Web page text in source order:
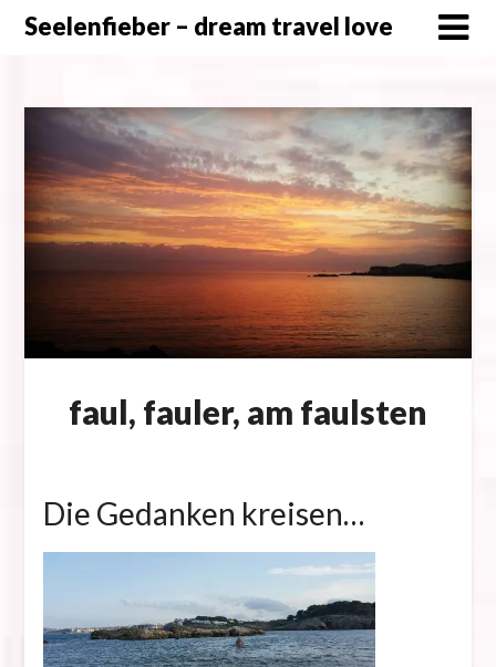
SkipSeelenfieber – dream travel love
faul, fauler, am faulsten
18.
2017
Die Gedanken kreisen…